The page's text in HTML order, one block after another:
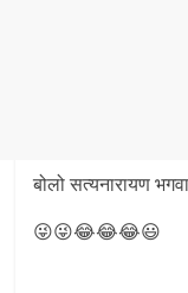
बोलो सत्यनारायण
😜😜😂😂😂😃